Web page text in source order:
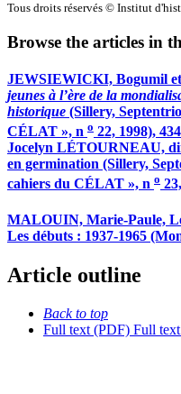
Tous droits réservés © Institut
Browse the articles in
JEWSIEWICKI, Bogumil
jeunes à l’ère de la
historique (Sillery,
CÉLAT », n o 22, 1998),
Jocelyn LÉTOURNEAU,
en germination (Sillery,
cahiers du CÉLAT », n o
MALOUIN, Marie-Paule,
Les débuts : 1937-1965
Article outline
Back to top
Full text (PDF) Full